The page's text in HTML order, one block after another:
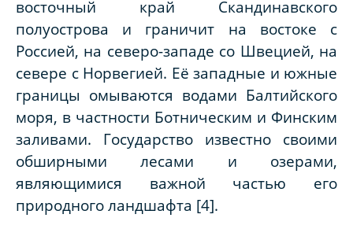
восточный край Скандинавского
полуострова и граничит на востоке с
Россией, на северо-западе со Швецией, на
севере с Норвегией. Её западные и южные
границы омываются водами Балтийского
моря, в частности Ботническим и Финским
заливами. Государство известно своими
обширными лесами и озерами,
являющимися важной частью его
природного ландшафта [4].